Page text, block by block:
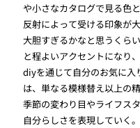
や小さなカタログで見る色
反射によって受ける印象が
大胆すぎるかなと思うくら
と程よいアクセントになり
diyを通じて自分のお気に入
は、単なる模様替え以上の
季節の変わり目やライフス
自分らしさを表現していく